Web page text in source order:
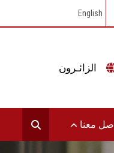
English
معنا